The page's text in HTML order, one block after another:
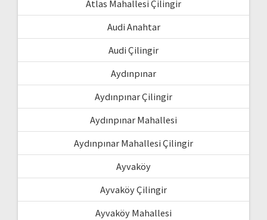
Atlas Mahallesi Çilingir
Audi Anahtar
Audi Çilingir
Aydınpınar
Aydınpınar Çilingir
Aydınpınar Mahallesi
Aydınpınar Mahallesi Çilingir
Ayvaköy
Ayvaköy Çilingir
Ayvaköy Mahallesi